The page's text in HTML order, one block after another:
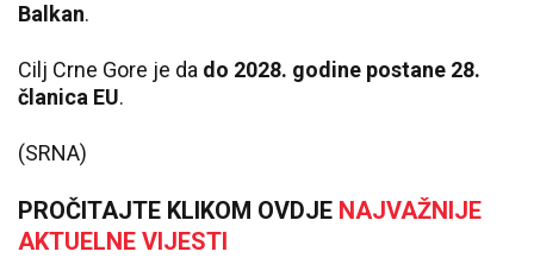
Balkan.
Cilj Crne Gore je da do 2028. godine postane 28.
članica EU.
(SRNA)
PROČITAJTE KLIKOM OVDJE NAJVAŽNIJE
AKTUELNE VIJESTI